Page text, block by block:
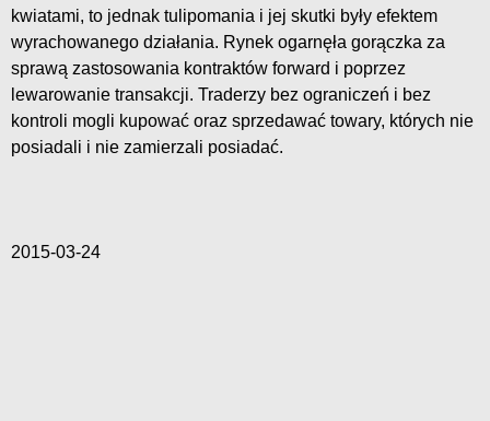
kwiatami, to jednak tulipomania i jej skutki były efektem
wyrachowanego działania. Rynek ogarnęła gorączka za
sprawą zastosowania kontraktów forward i poprzez
lewarowanie transakcji. Traderzy bez ograniczeń i bez
kontroli mogli kupować oraz sprzedawać towary, których nie
posiadali i nie zamierzali posiadać.
2015-03-24